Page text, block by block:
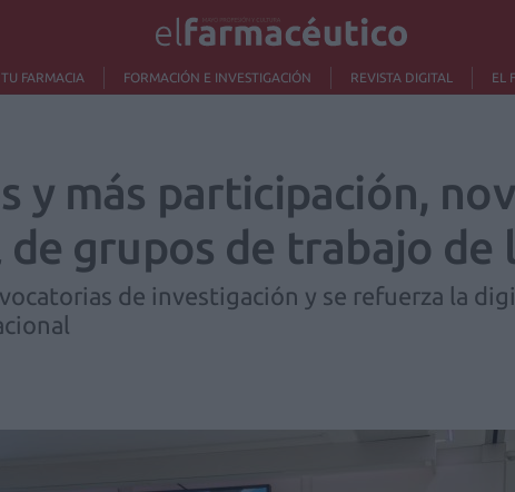
TU FARMACIA FORMACIÓN E INVESTIGACIÓN REVISTA DIGITAL EL
y más participación,
grupos de trabajo de
de investigación y se refuerza la